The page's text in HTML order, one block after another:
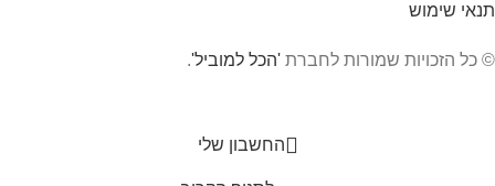
תנאי שימוש
© כל הזכויות שמורות לחברת 'הכל למוביל'.
החשבון שלי